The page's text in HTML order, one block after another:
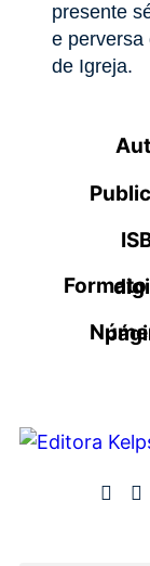
presente
e perversa
de Igreja.
Formato do
Número